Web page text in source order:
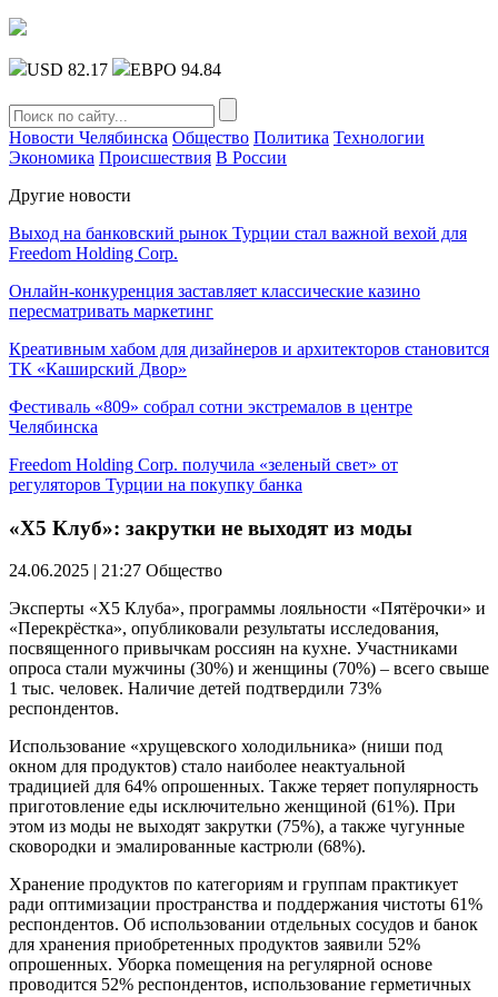
USD 82.17 ЕВРО 94.84
Новости Челябинска Общество Политика Технологии
Экономика Происшествия В России
Другие новости
Выход на банковский рынок Турции стал важной вехой для
Freedom Holding Corp.
Онлайн-конкуренция заставляет классические казино
пересматривать маркетинг
Креативным хабом для дизайнеров и архитекторов становится
ТК «Каширский Двор»
Фестиваль «809» собрал сотни экстремалов в центре
Челябинска
Freedom Holding Corp. получила «зеленый свет» от
регуляторов Турции на покупку банка
«X5 Клуб»: закрутки не выходят из моды
24.06.2025 | 21:27 Общество
Эксперты ​​«X5 Клуба», программы лояльности «Пятёрочки» и
«Перекрёстка», опубликовали результаты исследования,
посвященного привычкам россиян на кухне. Участниками
опроса стали мужчины (30%) и женщины (70%) – всего свыше
1 тыс. человек. Наличие детей подтвердили 73%
респондентов.
Использование «хрущевского холодильника» (ниши под
окном для продуктов) стало наиболее неактуальной
традицией для 64% опрошенных. Также теряет популярность
приготовление еды исключительно женщиной (61%). При
этом из моды не выходят закрутки (75%), а также чугунные
сковородки и эмалированные кастрюли (68%).
Хранение продуктов по категориям и группам практикует
ради оптимизации пространства и поддержания чистоты 61%
респондентов. Об использовании отдельных сосудов и банок
для хранения приобретенных продуктов заявили 52%
опрошенных. Уборка помещения на регулярной основе
проводится 52% респондентов, использование герметичных